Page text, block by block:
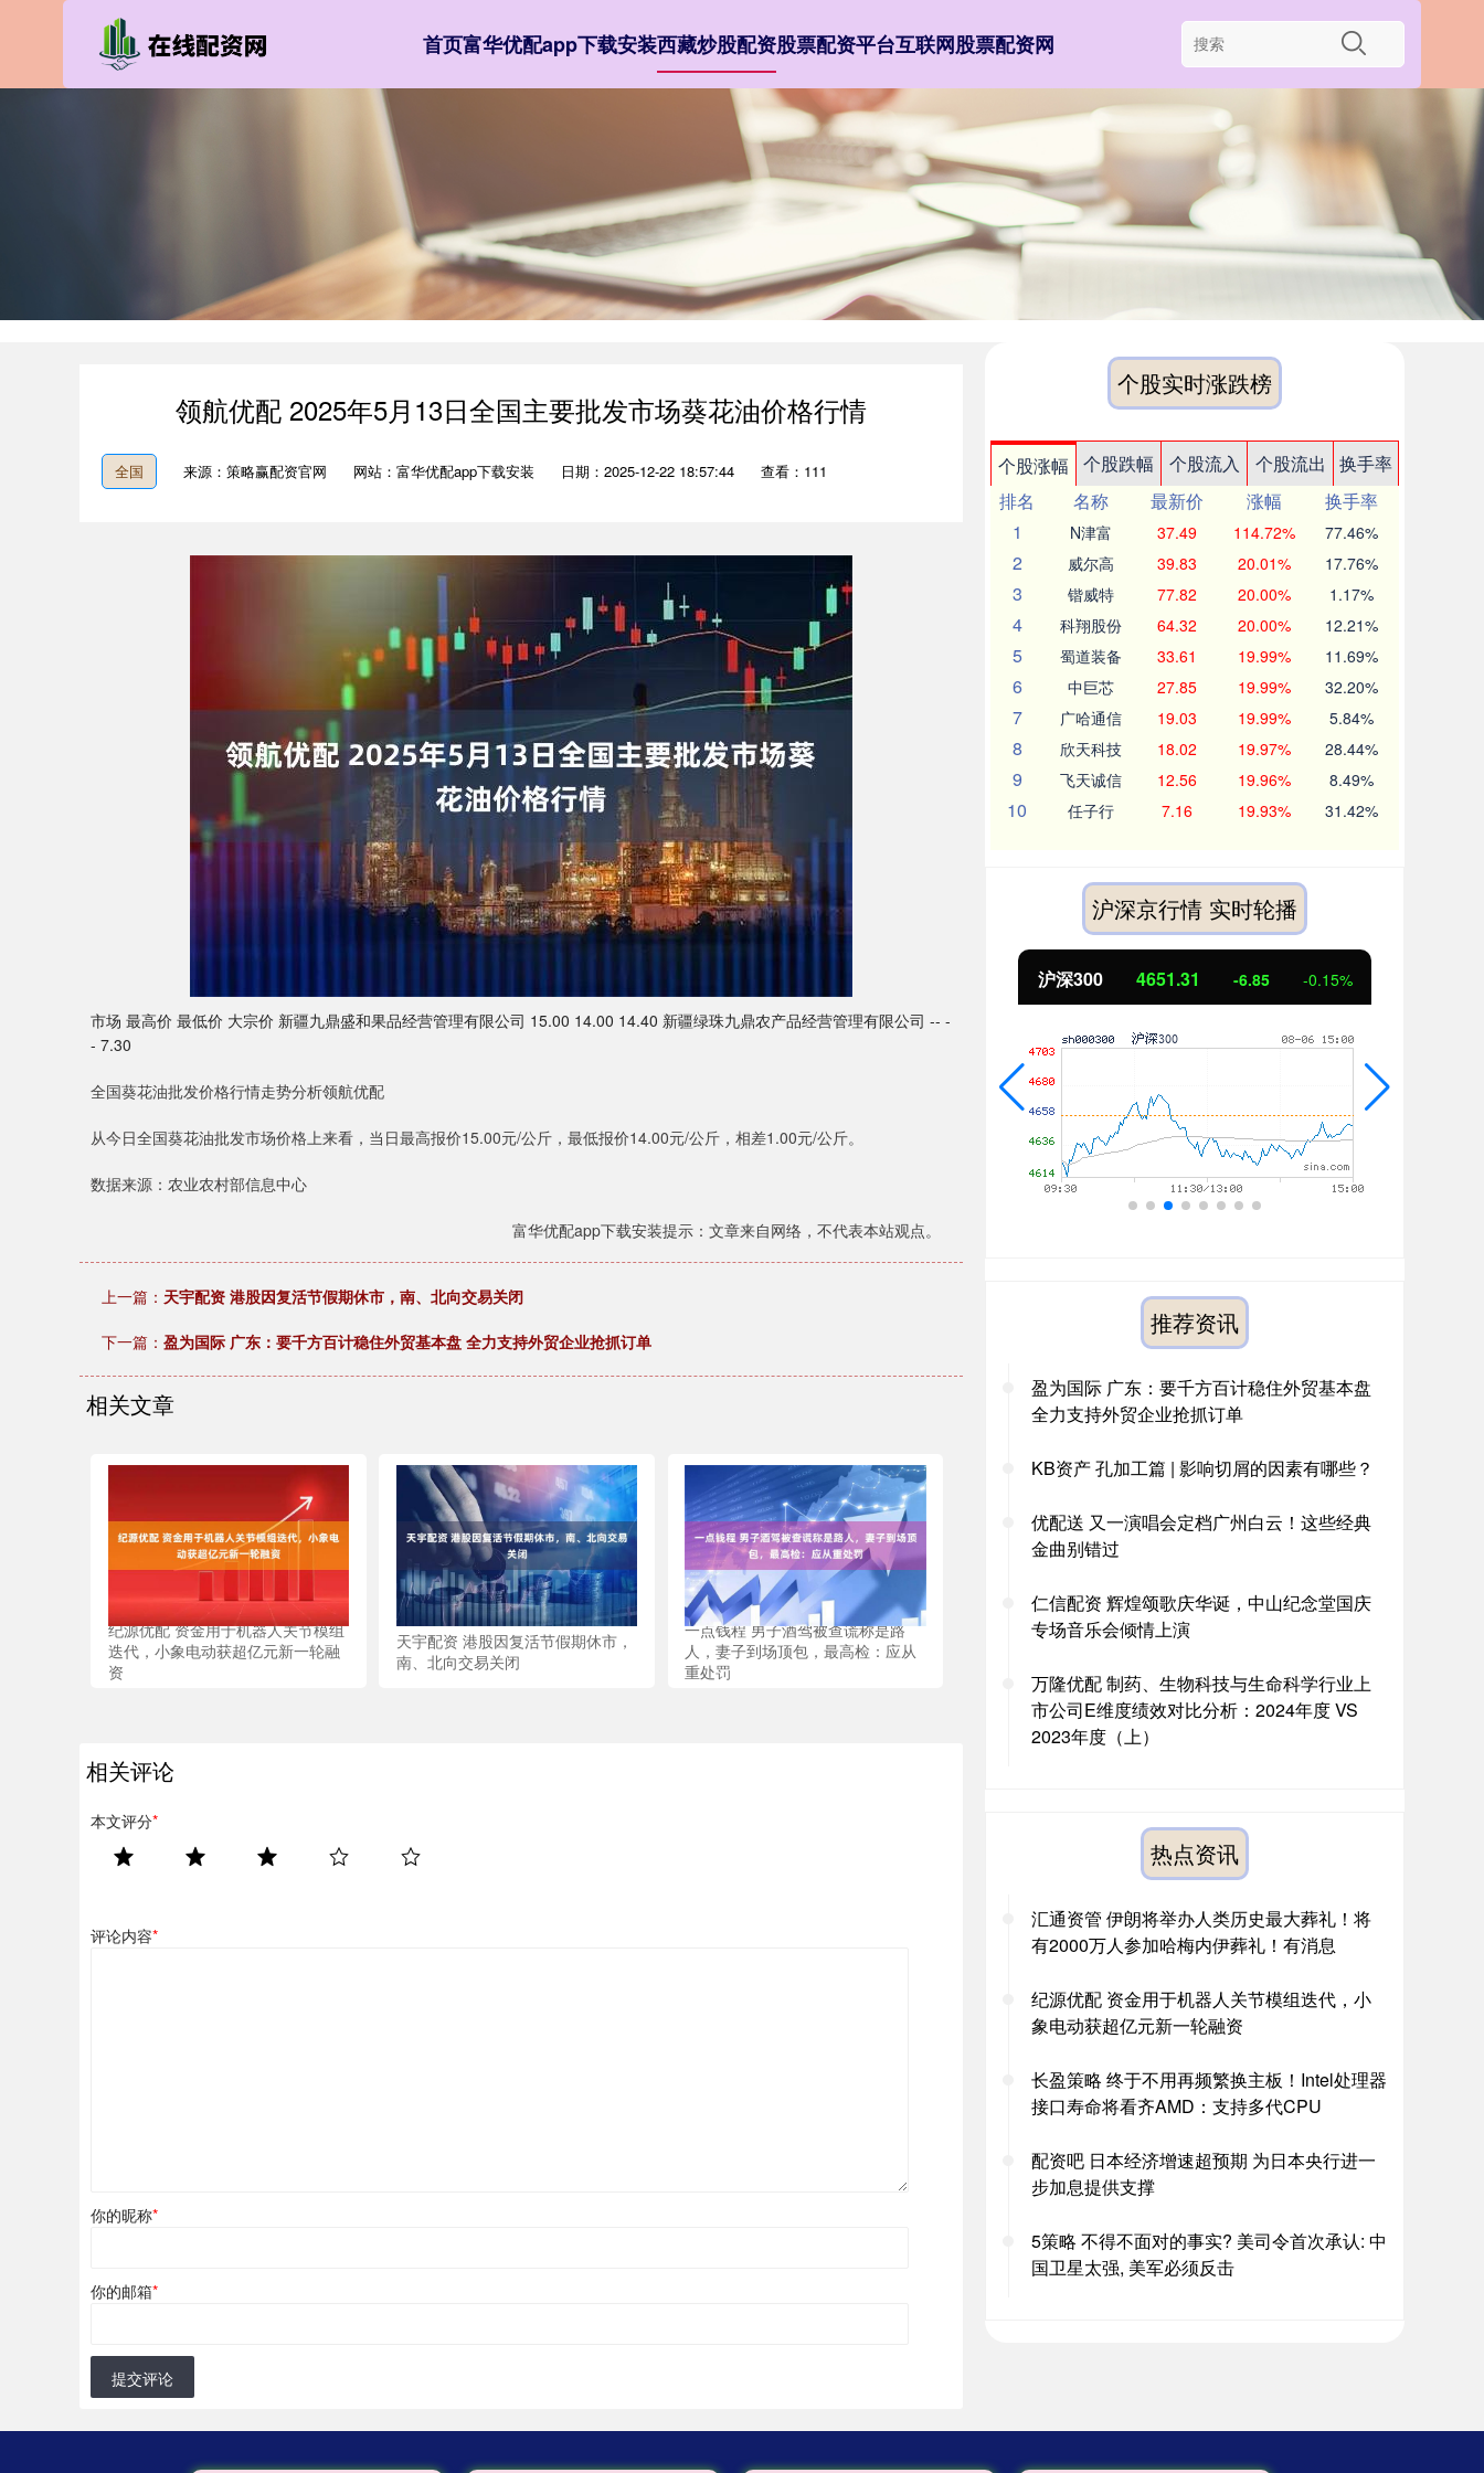
首页富华优配app下载安装西藏炒股配资股票配资平台互联网股票配资网
领航优配 2025年5月13日全国主要批发市场葵花油价格行情
全国 来源：策略赢配资官网 网站：富华优配app下载安装 日期：2025-12-22 18:57:44 查看：111
市场 最高价 最低价 大宗价 新疆九鼎盛和果品经营管理有限公司 15.00 14.00 14.40 新疆绿珠九鼎农产品经营管理有限公司 -- -
- 7.30
全国葵花油批发价格行情走势分析领航优配
从今日全国葵花油批发市场价格上来看，当日最高报价15.00元/公斤，最低报价14.00元/公斤，相差1.00元/公斤。
数据来源：农业农村部信息中心
富华优配app下载安装提示：文章来自网络，不代表本站观点。
上一篇： 天宇配资 港股因复活节假期休市，南、北向交易关闭
下一篇： 盈为国际 广东：要千方百计稳住外贸基本盘 全力支持外贸企业抢抓订单
相关文章
纪源优配 资金用于机器人关节模组
迭代，小象电动获超亿元新一轮融
资
天宇配资 港股因复活节假期休市，
南、北向交易关闭
一点钱程 男子酒驾被查谎称是路
人，妻子到场顶包，最高检：应从
重处罚
相关评论
本文评分*
评论内容*
你的昵称*
你的邮箱*
提交评论
个股实时涨跌榜
个股涨幅 个股跌幅 个股流入 个股流出
换手率
排名
名称 最新价 涨幅
换手率
1
N津富 37.49 114.72% 77.46%
2 威尔高 39.83 20.01% 17.76%
3 锴威特 77.82 20.00% 1.17%
4 科翔股份 64.32 20.00% 12.21%
5 蜀道装备 33.61 19.99% 11.69%
6 中巨芯 27.85 19.99% 32.20%
7 广哈通信 19.03 19.99% 5.84%
8 欣天科技 18.02 19.97% 28.44%
9 飞天诚信 12.56 19.96% 8.49%
10 任子行 7.16 19.93% 31.42%
沪深京行情 实时轮播
沪深300 4651.31 -6.85 -0.15%
推荐资讯
盈为国际 广东：要千方百计稳住外贸基本盘
全力支持外贸企业抢抓订单
KB资产 孔加工篇 | 影响切屑的因素有哪些？
优配送 又一演唱会定档广州白云！这些经典
金曲别错过
仁信配资 辉煌颂歌庆华诞，中山纪念堂国庆
专场音乐会倾情上演
万隆优配 制药、生物科技与生命科学行业上
市公司E维度绩效对比分析：2024年度 VS
2023年度（上）
热点资讯
汇通资管 伊朗将举办人类历史最大葬礼！将
有2000万人参加哈梅内伊葬礼！有消息
纪源优配 资金用于机器人关节模组迭代，小
象电动获超亿元新一轮融资
长盈策略 终于不用再频繁换主板！Intel处理器
接口寿命将看齐AMD：支持多代CPU
配资吧 日本经济增速超预期 为日本央行进一
步加息提供支撑
5策略 不得不面对的事实? 美司令首次承认: 中
国卫星太强, 美军必须反击